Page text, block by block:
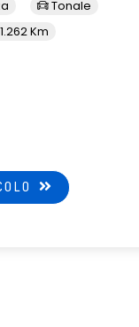
Tonale
Km